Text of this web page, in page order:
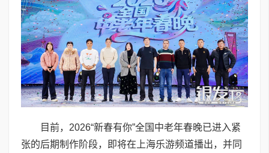
目前，2026“新春有你”全国中老年春晚已进入紧
张的后期制作阶段，即将在上海乐游频道播出，并同